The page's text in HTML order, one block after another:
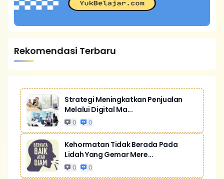
Rekomendasi Terbaru
Strategi Meningkatkan Penjualan
Melalui Digital Ma...
0 0
Kehormatan Tidak Berada Pada
Lidah Yang Gemar Mere...
0 0